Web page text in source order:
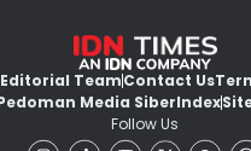
Editorial TeamContact Us
Media SiberIndex
Follow Us